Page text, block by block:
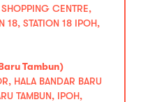
CENTRE,
18, STATION 18 IPOH,
Tambun)
HALA BANDAR BARU
TAMBUN, IPOH,